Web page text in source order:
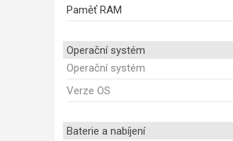
Paměť RAM
Operační systém
Operační systém
Verze OS
Baterie a nabíjení